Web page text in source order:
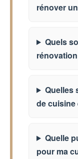
rénover
Quels
Quelles
de cuisine
Quelle
pour ma